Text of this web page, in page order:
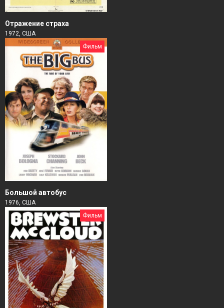
Отражение страха
1972, США
Фильм
Большой автобус
1976, США
Фильм